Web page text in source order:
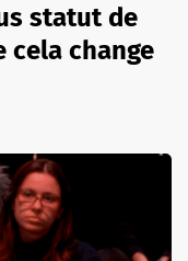
statut de
cela change